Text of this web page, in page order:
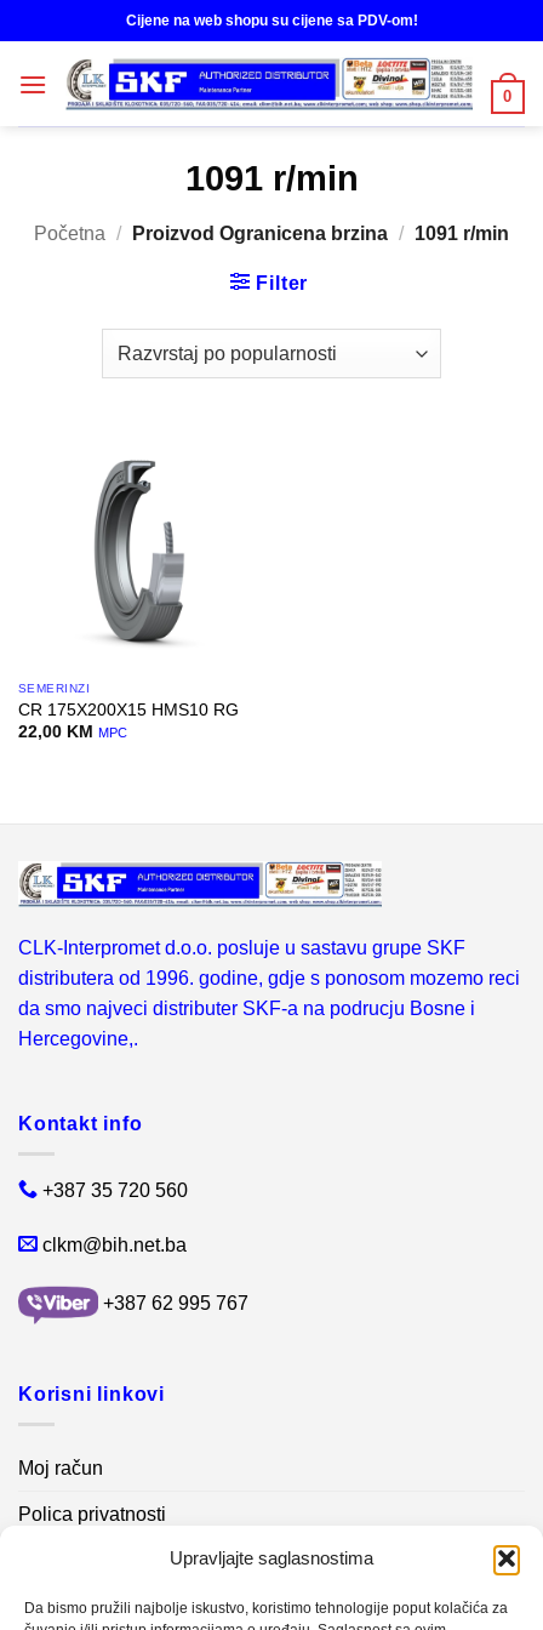
Upravljajte saglasnostima
Da bismo pružili najbolje iskustvo, koristimo tehnologije poput kolačića za
to
content
Cijene na web shopu su cijene sa PDV-om!
0
1091 r/min
Početna / Proizvod Ogranicena brzina / 1091 r/min
Filter
SEMERINZI
CR 175X200X15 HMS10 RG
22,00 KM MPC
CLK-Interpromet d.o.o. posluje u sastavu grupe SKF
distributera od 1996. godine, gdje s ponosom mozemo reci
da smo najveci distributer SKF-a na podrucju Bosne i
Hercegovine,.
Kontakt info
+387 35 720 560
clkm@bih.net.ba
+387 62 995 767
Korisni linkovi
Moj račun
Polica privatnosti
Kontakt info